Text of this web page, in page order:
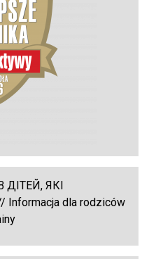
ЯКІ
dla rodziców